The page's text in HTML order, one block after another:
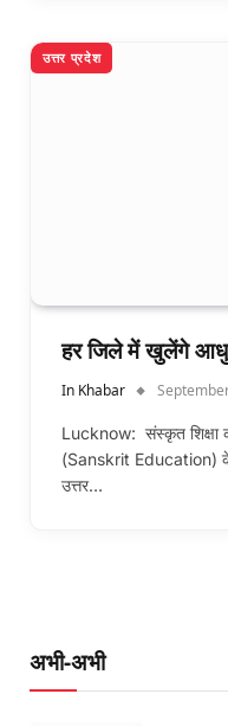
उत्तर प्रदेश
हर जिले में खुलेंगे
In Khabar
Lucknow: संस्कृत शिक्षा
(Sanskrit Education) के
उत्तर…
अभी-अभी